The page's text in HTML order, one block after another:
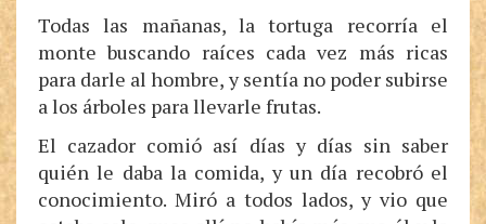
Todas las mañanas, la tortuga recorría el
monte buscando raíces cada vez más ricas
para darle al hombre, y sentía no poder subirse
a los árboles para llevarle frutas.
El cazador comió así días y días sin saber
quién le daba la comida, y un día recobró el
conocimiento. Miró a todos lados, y vio que